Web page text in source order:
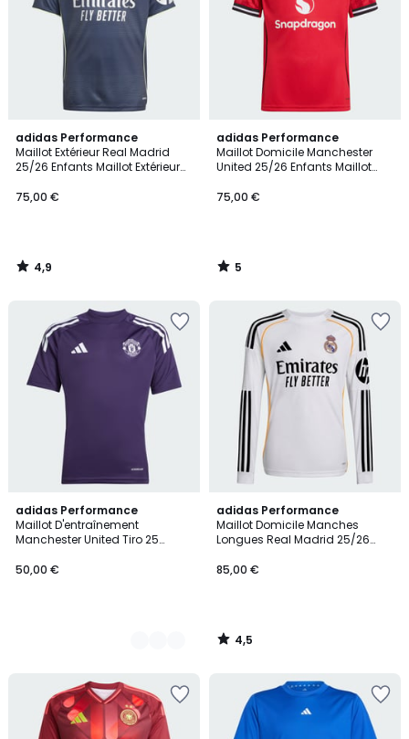
adidas Performance
Maillot Extérieur Real Madrid
25/26 Enfants Maillot Extérieur
75,00 €
4,9
/ 5
4,9
/
adidas Performance
Maillot Domicile Manchester
United 25/26 Enfants Maillot
25/26 Enfants
75,00 €
5
/
5
5
/
adidas Performance
Maillot D'entraînement
Manchester United Tiro 25
D'entraînement Manchester
50,00 €
2
Couleurs
adidas Performance
Maillot Domicile Manches
Longues Real Madrid 25/26
Manches Longues Real Madrid
85,00 €
4,5
/ 5
4,5
/